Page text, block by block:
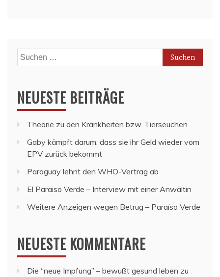
Suchen
nach:
NEUESTE BEITRÄGE
Theorie zu den Krankheiten bzw. Tierseuchen
Gaby kämpft darum, dass sie ihr Geld wieder vom
EPV zurück bekommt
Paraguay lehnt den WHO-Vertrag ab
El Paraiso Verde – Interview mit einer Anwältin
Weitere Anzeigen wegen Betrug – Paraíso Verde
NEUESTE KOMMENTARE
Die “neue Impfung” – bewußt gesund leben zu